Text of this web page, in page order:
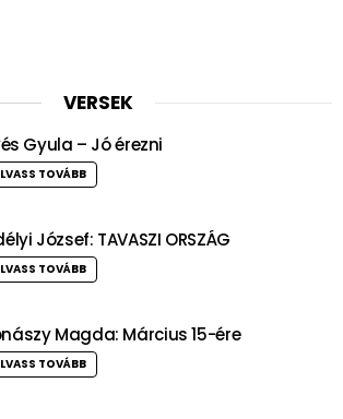
VERSEK
Gyula – Jó érezni
TOVÁBB
József: TAVASZI ORSZÁG
TOVÁBB
Magda: Március 15-ére
TOVÁBB